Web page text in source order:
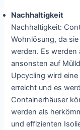
Nachhaltigkeit
Nachhaltigkeit:
Wohnlösung, da
werden. Es werden
ansonsten auf
Upcycling wird
erreicht und es
Containerhäuser
werden als
und effizienten